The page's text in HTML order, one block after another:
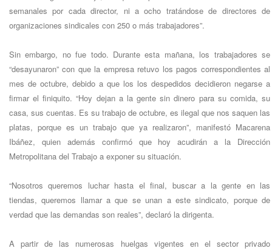
semanales por cada director, ni a ocho tratándose de directores de
organizaciones sindicales con 250 o más trabajadores”.
Sin embargo, no fue todo. Durante esta mañana, los trabajadores se
“desayunaron” con que la empresa retuvo los pagos correspondientes al
mes de octubre, debido a que los los despedidos decidieron negarse a
firmar el finiquito. “Hoy dejan a la gente sin dinero para su comida, su
casa, sus cuentas. Es su trabajo de octubre, es ilegal que nos saquen las
platas, porque es un trabajo que ya realizaron”, manifestó Macarena
Ibáñez, quien además confirmó que hoy acudirán a la Dirección
Metropolitana del Trabajo a exponer su situación.
“Nosotros queremos luchar hasta el final, buscar a la gente en las
tiendas, queremos llamar a que se unan a este sindicato, porque de
verdad que las demandas son reales”, declaró la dirigenta.
A partir de las numerosas huelgas vigentes en el sector privado